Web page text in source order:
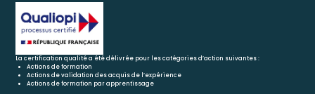
La certification qualité a été délivrée pour les catégories d’action suivantes :
Actions de formation
Actions de validation des acquis de l’expérience
Actions de formation par apprentissage